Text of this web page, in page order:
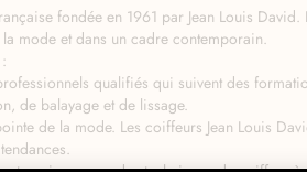
fondée en 1961 par Jean Louis David.
mode et dans un cadre contemporain.
qualifiés qui suivent des
de balayage et de lissage.
de la mode. Les coiffeurs Jean Louis
qui propose des techniques de coiffure